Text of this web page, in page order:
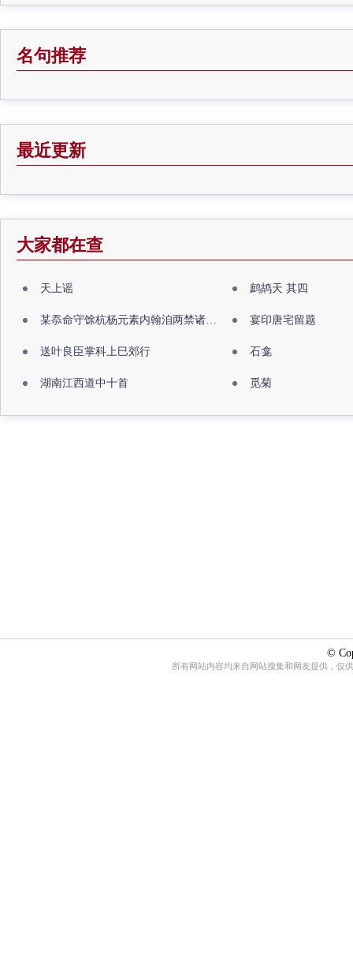
名句推荐
最近更新
大家都在查
天上谣 鹧鸪天 其四
某忝命守馀杭杨元素内翰洎两禁诸公出祖佛寺 宴印唐宅留题
送叶良臣掌科上巳郊行 石龛
湖南江西道中十首 觅菊
©
所有网站内容均来自网站搜集和网友提供，仅